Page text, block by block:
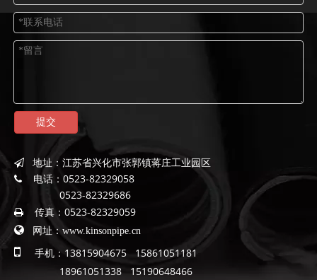
提交
 地址： 江苏省兴化市张郭镇蒋庄工业园区
 电话： 0523-82329058
0523-82329686
 传真： 0523-82329059
 网址： www.kinsonpipe.cn

手机：13815904675 15861051181
18961051338 15190648466